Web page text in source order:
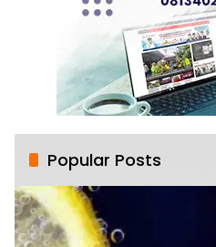
Popular Posts